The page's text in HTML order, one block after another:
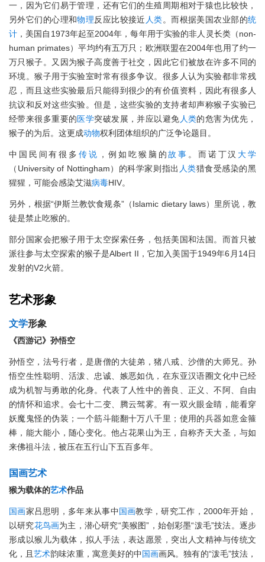
一，因为它们易于管理，还有它们的生殖周期相对于猿也比较快，
另外它们的心理和物理反应比较接近 人类。而根据美国农业部的统
计 ，美国自1973年起至2004年，每年用于实验的非人灵长类（non-
human primates）平均约有五万只；欧洲联盟在2004年也用了约一
万只猴子。又因为猴子高度善于社交，因此它们被放在许多不同的
环境。猴子用于实验室时常有很多争议。很多人认为实验都非常残
忍，而且这些实验最后只能得到很少的有价值资料，因此有很多人
抗议和反对这些实验。但是，这些实验的支持者却声称猴子实验已
经带来很多重要的医学突破发展，并应以避免人类的危害为优先，
猴子的为后。这更成动物权利团体组织的广泛争论题目。
中国民间有很多 传说 ，例如吃猴脑的故事 。而诺丁汉 大学
（University of Nottingham）的科学家则指出 人类猎食受感染的黑
猩猩，可能会感染艾滋病毒HIV。
另外，根据“伊斯兰教饮食规条”（Islamic dietary laws）里所说，教
徒是禁止吃猴的。
部分国家会把猴子用于太空探索任务，包括美国和法国。而首只被
派往参与太空探索的猴子是Albert II，它加入美国于1949年6月14日
发射的V2火箭。
艺术形象
文学形象
《西游记》孙悟空
孙悟空，法号行者，是唐僧的大徒弟，猪八戒、沙僧的大师兄。孙
悟空生性聪明、活泼、忠诚、嫉恶如仇，在东亚汉语圈文化中已经
成为机智与勇敢的化身。代表了人性中的善良、正义、不阿、自由
的情怀和追求。会七十二变、腾云驾雾。有一双火眼金睛，能看穿
妖魔鬼怪的伪装；一个筋斗能翻十万八千里；使用的兵器如意金箍
棒，能大能小，随心变化。他占花果山为王，自称齐天大圣，与如
来佛祖斗法，被压在五行山下五百多年。
国画艺术
猴为载体的艺术作品
国画家吕思明，多年来从事中国画教学，研究工作，2000年开始，
以研究花鸟画为主，潜心研究“美猴图”，始创彩墨“泼毛”技法。逐步
形成以猴儿为载体，拟人手法，表达愿景，突出人文精神与传统文
化，且艺术韵味浓重，寓意美好的中国画画风。独有的“泼毛”技法，